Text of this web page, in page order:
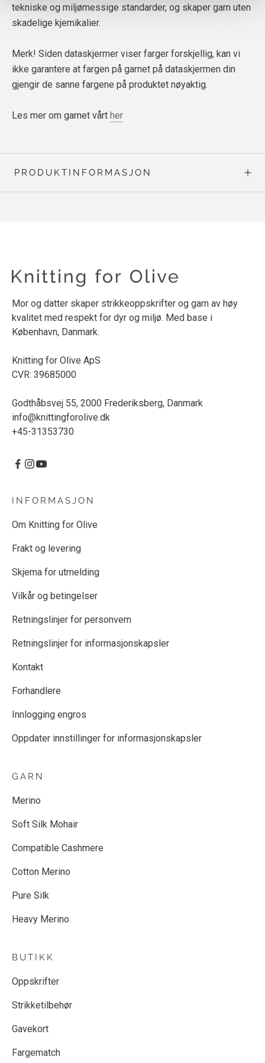
tekniske og miljømessige standarder, og skaper garn uten
skadelige kjemikalier.
Merk! Siden dataskjermer viser farger forskjellig, kan vi
ikke garantere at fargen på garnet på dataskjermen din
gjengir de sanne fargene på produktet nøyaktig.
Les mer om garnet vårt her
PRODUKTINFORMASJON
Mor og datter skaper strikkeoppskrifter og garn av høy
kvalitet med respekt for dyr og miljø. Med base i
København, Danmark.
Knitting for Olive ApS
CVR: 39685000
Godthåbsvej 55, 2000 Frederiksberg, Danmark
info@knittingforolive.dk
+45-31353730
INFORMASJON
Om Knitting for Olive
Frakt og levering
Skjema for utmelding
Vilkår og betingelser
Retningslinjer for personvern
Retningslinjer for informasjonskapsler
Kontakt
Forhandlere
Innlogging engros
Oppdater innstillinger for informasjonskapsler
GARN
Merino
Soft Silk Mohair
Compatible Cashmere
Cotton Merino
Pure Silk
Heavy Merino
BUTIKK
Oppskrifter
Strikketilbehør
Gavekort
Fargematch